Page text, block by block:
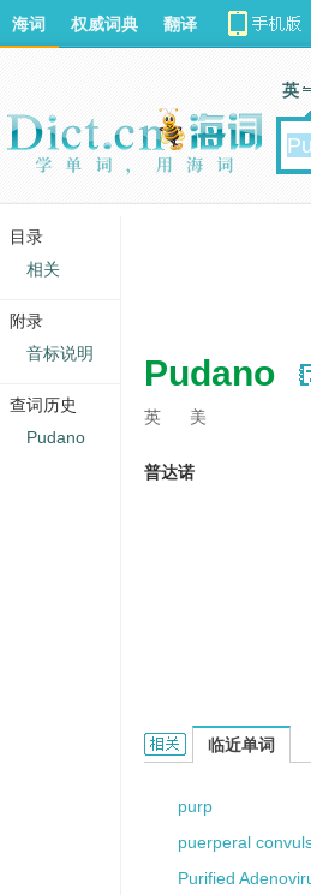
Pudano
英 美
普达诺
Pudano的相关资料：
临近单词
purp
puerperal
Purified
海词 权威词典 翻译
英
目录
相关
附录
音标说明
查词历史
Pudano